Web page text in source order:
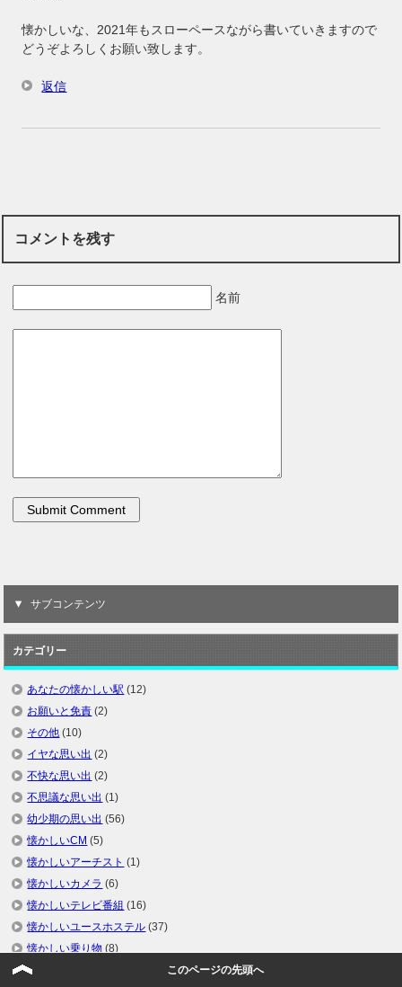
懐かしいな、2021年もスローペースながら書いていきますので
どうぞよろしくお願い致します。
返信
コメントを残す
名前
サブコンテンツ
カテゴリー
あなたの懐かしい駅 (12)
お願いと免責 (2)
その他 (10)
イヤな思い出 (2)
不快な思い出 (2)
不思議な思い出 (1)
幼少期の思い出 (56)
懐かしいCM (5)
懐かしいアーチスト (1)
懐かしいカメラ (6)
懐かしいテレビ番組 (16)
懐かしいユースホステル (37)
懐かしい乗り物 (8)
懐かしい列車
このページの先頭へ